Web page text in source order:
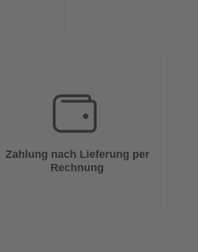
Zahlung nach Lieferung per
Rechnung